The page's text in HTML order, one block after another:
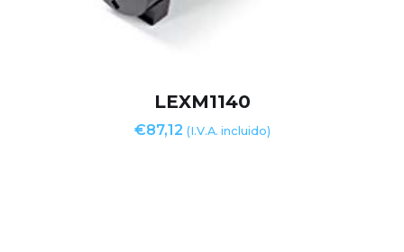
LEXM1140
€87,12 (I.V.A. incluido)